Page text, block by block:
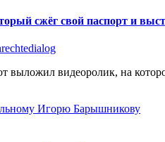
сжёг свой паспорт и
видеоролик, на